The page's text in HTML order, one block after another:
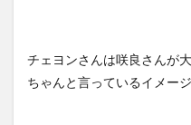
チェヨンさんは咲良さんが
ちゃんと言っているイメージ